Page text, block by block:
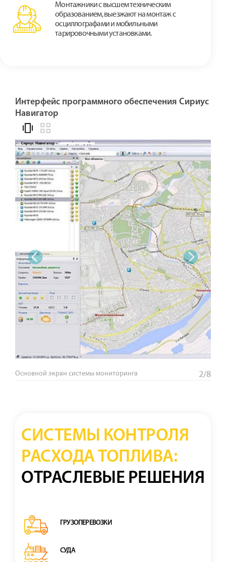
Монтажники с высшем техническим
образованием, выезжают на монтаж с
осциллографами и мобильными
тарировочными установками.
Интерфейс программного обеспечения Сириус
Навигатор
‹ ›
Основной экран системы мониторинга 2/8
СИСТЕМЫ КОНТРОЛЯ
РАСХОДА ТОПЛИВА:
ОТРАСЛЕВЫЕ РЕШЕНИЯ
ГРУЗОПЕРЕВОЗКИ
СУДА